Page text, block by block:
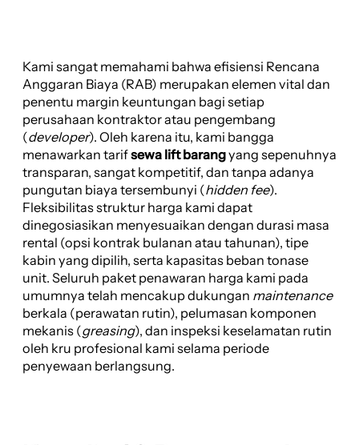
Kami sangat memahami bahwa efisiensi Rencana
Anggaran Biaya (RAB) merupakan elemen vital dan
penentu margin keuntungan bagi setiap
perusahaan kontraktor atau pengembang
(developer). Oleh karena itu, kami bangga
menawarkan tarifsewa lift barangyang sepenuhnya
transparan, sangat kompetitif, dan tanpa adanya
pungutan biaya tersembunyi (hidden fee).
Fleksibilitas struktur harga kami dapat
dinegosiasikan menyesuaikan dengan durasi masa
rental (opsi kontrak bulanan atau tahunan), tipe
kabin yang dipilih, serta kapasitas beban tonase
unit. Seluruh paket penawaran harga kami pada
umumnya telah mencakup dukungan maintenance
berkala (perawatan rutin), pelumasan komponen
mekanis (greasing), dan inspeksi keselamatan rutin
oleh kru profesional kami selama periode
penyewaan berlangsung.